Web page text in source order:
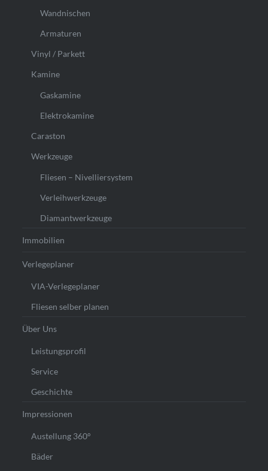
Wandnischen
Armaturen
Vinyl / Parkett
Kamine
Gaskamine
Elektrokamine
Caraston
Werkzeuge
Fliesen – Nivelliersystem
Verleihwerkzeuge
Diamantwerkzeuge
Immobilien
Verlegeplaner
VIA-Verlegeplaner
Fliesen selber planen
Über Uns
Leistungsprofil
Service
Geschichte
Impressionen
Austellung 360°
Bäder